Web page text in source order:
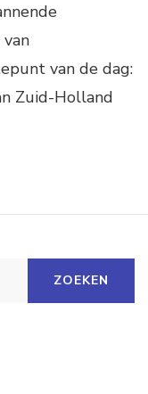
van de dag:
Zuid-Holland